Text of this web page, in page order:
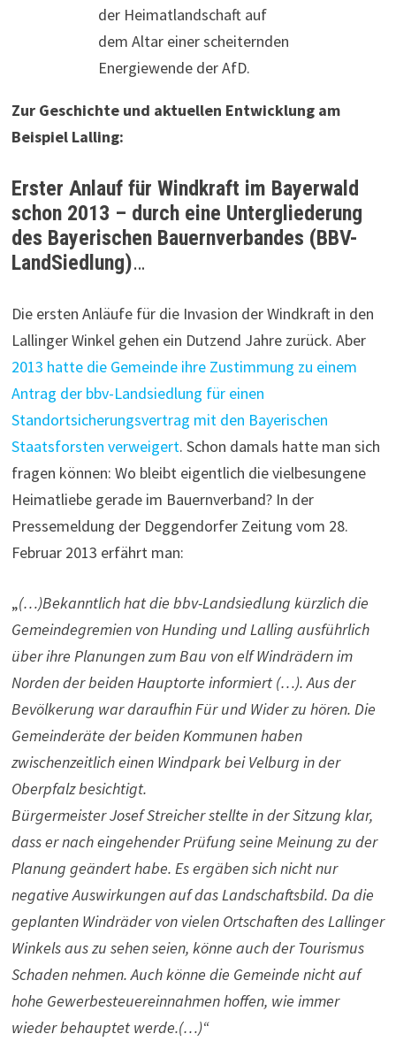
der Heimatlandschaft auf
dem Altar einer scheiternden
Energiewende der AfD.
Zur Geschichte und aktuellen Entwicklung am
Beispiel Lalling:
Erster Anlauf für Windkraft im Bayerwald
schon 2013 – durch eine Untergliederung
des Bayerischen Bauernverbandes (BBV-
LandSiedlung)…
Die ersten Anläufe für die Invasion der Windkraft in den
Lallinger Winkel gehen ein Dutzend Jahre zurück. Aber
2013 hatte die Gemeinde ihre Zustimmung zu einem
Antrag der bbv-Landsiedlung für einen
Standortsicherungsvertrag mit den Bayerischen
Staatsforsten verweigert. Schon damals hatte man sich
fragen können: Wo bleibt eigentlich die vielbesungene
Heimatliebe gerade im Bauernverband? In der
Pressemeldung der Deggendorfer Zeitung vom 28.
Februar 2013 erfährt man:
„(…)Bekanntlich hat die bbv-Landsiedlung kürzlich die
Gemeindegremien von Hunding und Lalling ausführlich
über ihre Planungen zum Bau von elf Windrädern im
Norden der beiden Hauptorte informiert (…). Aus der
Bevölkerung war daraufhin Für und Wider zu hören. Die
Gemeinderäte der beiden Kommunen haben
zwischenzeitlich einen Windpark bei Velburg in der
Oberpfalz besichtigt.
Bürgermeister Josef Streicher stellte in der Sitzung klar,
dass er nach eingehender Prüfung seine Meinung zu der
Planung geändert habe. Es ergäben sich nicht nur
negative Auswirkungen auf das Landschaftsbild. Da die
geplanten Windräder von vielen Ortschaften des Lallinger
Winkels aus zu sehen seien, könne auch der Tourismus
Schaden nehmen. Auch könne die Gemeinde nicht auf
hohe Gewerbesteuereinnahmen hoffen, wie immer
wieder behauptet werde.(…)“